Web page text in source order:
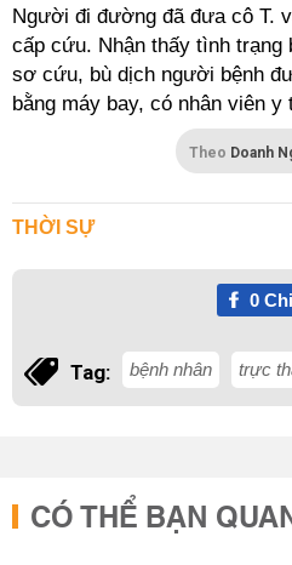
Người đi đường đã đưa cô T.
cấp cứu. Nhận thấy tình trạng
sơ cứu, bù dịch người bệnh
bằng máy bay, có nhân viên y
Theo Doanh
THỜI SỰ
0
Tag: bệnh nhân trực
CÓ THỂ BẠN